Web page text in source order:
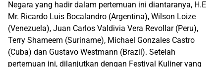
Negara yang hadir dalam pertemuan ini diantaranya, H.E
Mr. Ricardo Luis Bocalandro (Argentina), Wilson Loize
(Venezuela), Juan Carlos Valdivia Vera Revollar (Peru),
Terry Shameem (Suriname), Michael Gonzales Castro
(Cuba) dan Gustavo Westmann (Brazil). Setelah
pertemuan ini, dilanjutkan dengan Festival Kuliner yang